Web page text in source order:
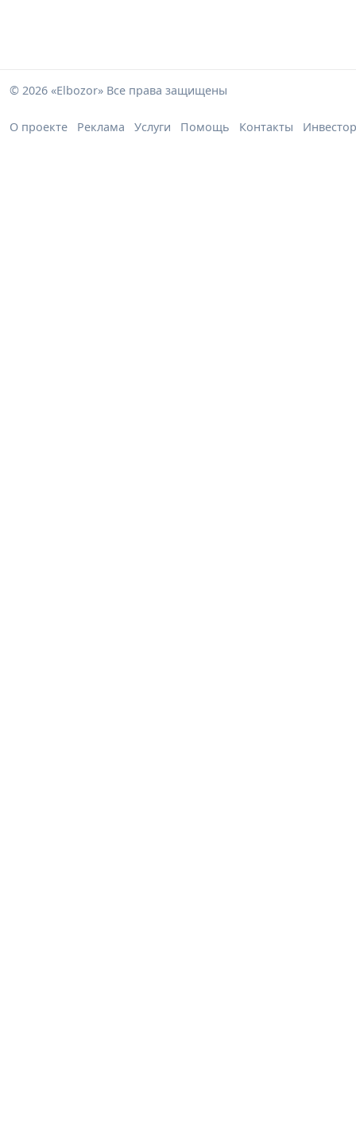
© 2026 «Elbozor» Все права защищены
О проекте Реклама Услуги Помощь Контакты